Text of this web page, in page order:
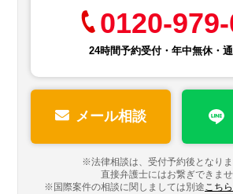
0120-
24時間予約受付・年中無休・
メール相談
※法律相談は、受付予約後となりま
直接弁護士にはお繋ぎできませ
※国際案件の相談に関しましては別途こちら